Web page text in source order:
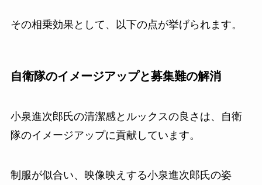
その相乗効果として、以下の点が挙げられます。
自衛隊のイメージアップと募集難の解消
小泉進次郎氏の清潔感とルックスの良さは、自衛
隊のイメージアップに貢献しています。
制服が似合い、映像映えする小泉進次郎氏の姿